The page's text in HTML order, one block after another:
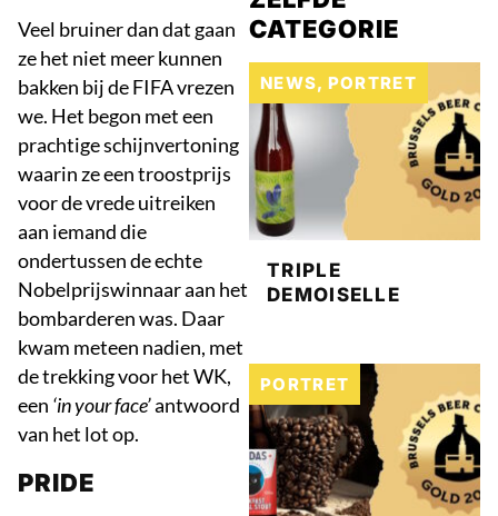
Veel bruiner dan dat gaan
ze het niet meer kunnen
bakken bij de FIFA vrezen
we. Het begon met een
prachtige schijnvertoning
waarin ze een troostprijs
voor de vrede uitreiken
aan iemand die
ondertussen de echte
Nobelprijswinnaar aan het
bombarderen was. Daar
kwam meteen nadien, met
de trekking voor het WK,
een ‘in your face’antwoord
van het lot op.
PRIDE
CATEGORIE
NEWS, PORTRET
TRIPLE
DEMOISELLE
PORTRET